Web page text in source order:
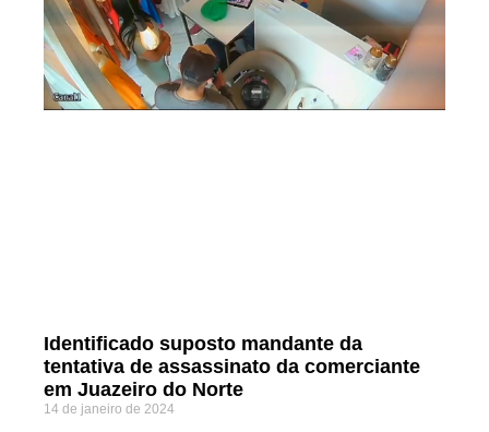
Identificado suposto mandante da
tentativa de assassinato da comerciante
em Juazeiro do Norte
14 de janeiro de 2024